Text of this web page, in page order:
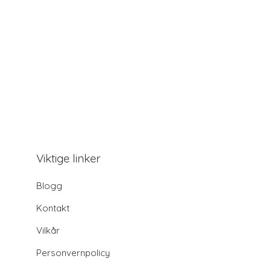
Viktige linker
Blogg
Kontakt
Vilkår
Personvernpolicy